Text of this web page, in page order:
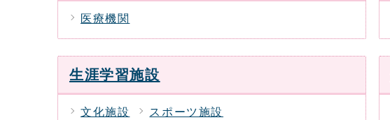
医療機関
生涯学習施設
文化施設 スポーツ施設